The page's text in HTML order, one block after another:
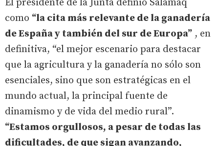
El presidente de la Junta definió Salamaq
como “la cita más relevante de la ganadería
de España y también del sur de Europa” , en
definitiva, “el mejor escenario para destacar
que la agricultura y la ganadería no sólo son
esenciales, sino que son estratégicas en el
mundo actual, la principal fuente de
dinamismo y de vida del medio rural”.
“Estamos orgullosos, a pesar de todas las
dificultades, de que sigan avanzando,